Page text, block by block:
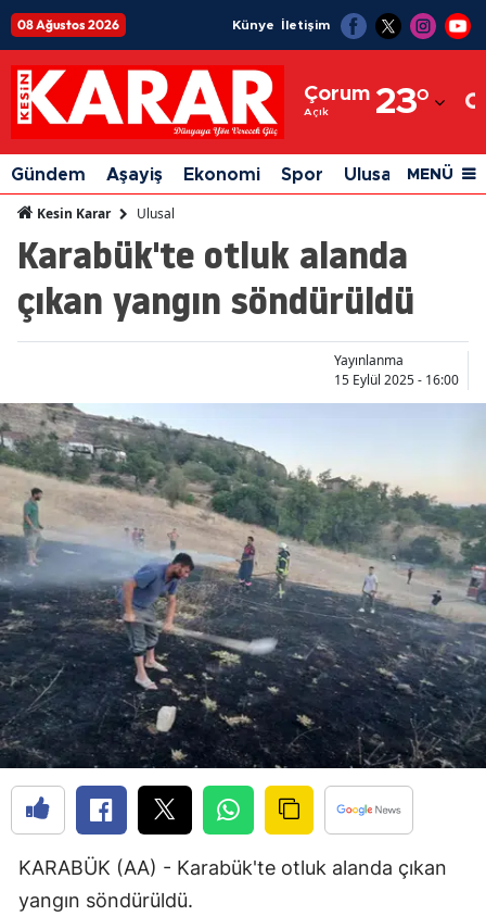
08 Ağustos 2026 Künye İletişim
Çorum
Açık 23°
Adıyaman
Afyonkarahisar
Ağrı
Amasya
Ankara
Artvin
Balıkesir
Bilecik
Bingöl
Bitlis
Bolu
Burdur
Bursa
Çankırı
Çorum
Gündem Aşayiş Ekonomi Spor Ulusal Siyaset
MENÜ
Kesin Karar Ulusal
Karabük'te otluk alanda
çıkan yangın söndürüldü
Yayınlanma
15 Eylül 2025 - 16:00
KARABÜK (AA) - Karabük'te otluk alanda çıkan
yangın söndürüldü.